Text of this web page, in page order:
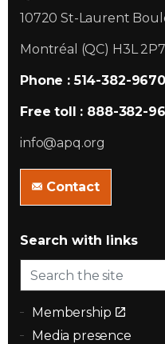
10720 St-Laurent
Montréal (QC) H3L 2P7
Phone : 514-382-9670
Free toll : 888-382-
info@apq.org
Contact
Search with links
Membership
Media presence